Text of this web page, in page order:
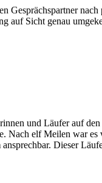
Gesprächspartner
auf Sicht genau
und Läufer auf
elf Meilen war
Dieser